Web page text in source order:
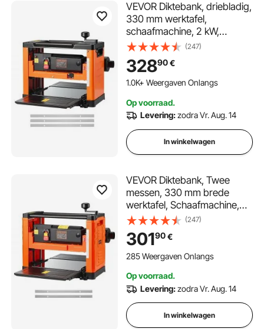
VEVOR Diktebank, driebladig,
330 mm werktafel,
schaafmachine, 2 kW,
motortoerental van 23500
tpm, dubbele rollen,
kantelbeveiliging,
houtbewerking met enkele
hout
(247)
32890€
1.0K+ Weergaven Onlangs
Op voorraad.
Levering:zodra Vr. Aug. 14
In winkelwagen
VEVOR Diktebank, Twee
messen, 330 mm brede
werktafel, Schaafmachine,
1800 W, Schaafmachine,
23.500 tpm, Dubbele rollen,
Rollover-beveiliging, Eén
snelheid Houtbewerking,
(247)
30190€
285 Weergaven Onlangs
Op voorraad.
Levering:zodra Vr. Aug. 14
In winkelwagen